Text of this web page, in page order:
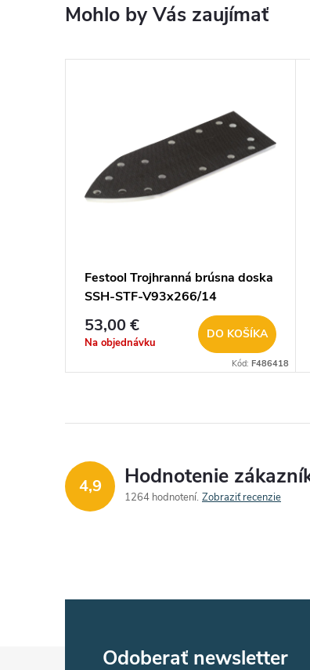
Mohlo by Vás zaujímať
Festool Trojhranná brúsna doska
SSH-STF-V93x266/14
53,00 €
Na objednávku
DO KOŠÍKA
Kód:F486418
4,9 Hodnotenie
1264 hodnotení Zobraziť recenzie
Odoberať newsletter